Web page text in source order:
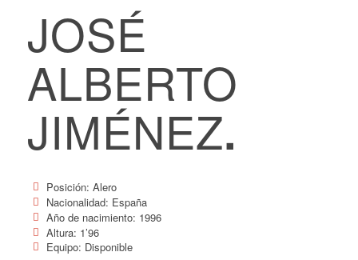
JOSÉ
ALBERTO
JIMÉNEZ.
Posición: Alero
Nacionalidad: España
Año de nacimiento: 1996
Altura: 1’96
Equipo: Disponible